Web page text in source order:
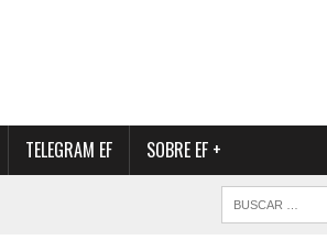
TELEGRAM EF SOBRE EF +